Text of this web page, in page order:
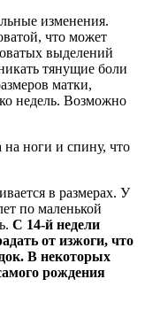
изменения.
что может
выделений
тянущие боли
матки,
недель. Возможно
на ноги и спину, что
в размерах. У
по маленькой
С 14-й недели
от изжоги, что
В некоторых
рождения